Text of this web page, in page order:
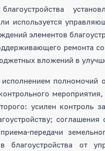
используется
элементов
ремонта
вложений в
полномочий
усилен контроль
передачи
благоустройства от